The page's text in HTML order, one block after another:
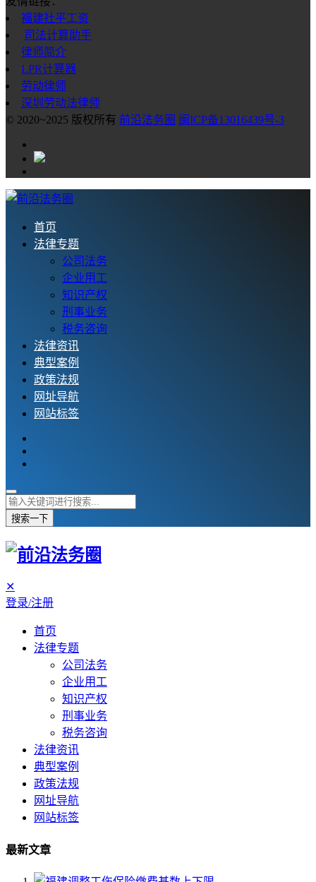
福建社平工资
司法计算助手
律师简介
LPR计算器
劳动律师
深圳劳动法律师
© 2020~2025 版权所有 前沿法务圈 闽ICP备13016439号-3
首页
法律专题
公司法务
企业用工
知识产权
刑事业务
税务咨询
法律资讯
典型案例
政策法规
网址导航
网站标签
搜索一下
✕
登录/注册
首页
法律专题
公司法务
企业用工
知识产权
刑事业务
税务咨询
法律资讯
典型案例
政策法规
网址导航
网站标签
最新文章